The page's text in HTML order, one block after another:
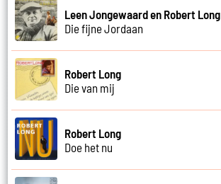
Leen Jongewaard en Robert Long
Die fijne Jordaan
Robert Long
Die van mij
Robert Long
Doe het nu